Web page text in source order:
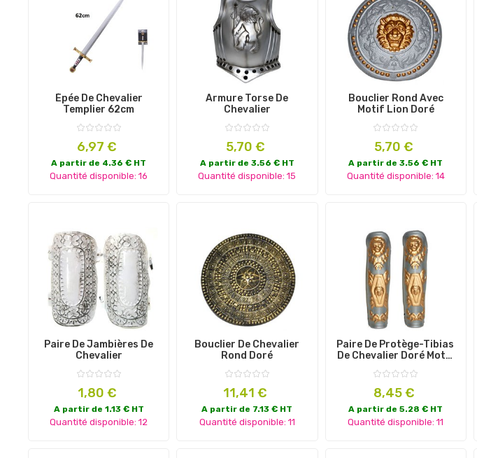
Épée De Chevalier
Templier 62cm
Prix
6,97 €
A partir de 4.36 € HT
Quantité disponible: 16
Armure Torse De
Chevalier
Prix
5,70 €
A partir de 3.56 € HT
Quantité disponible: 15
Bouclier Rond Avec
Motif Lion Doré
Prix
5,70 €
A partir de 3.56 € HT
Quantité disponible: 14
Paire De Jambières De
Chevalier
Prix
1,80 €
A partir de 1.13 € HT
Quantité disponible: 12
Bouclier De Chevalier
Rond Doré
Prix
11,41 €
A partir de 7.13 € HT
Quantité disponible: 11
Paire De Protège-Tibias
De Chevalier Doré Motif
Prix
8,45 €
A partir de 5.28 € HT
Quantité disponible: 11